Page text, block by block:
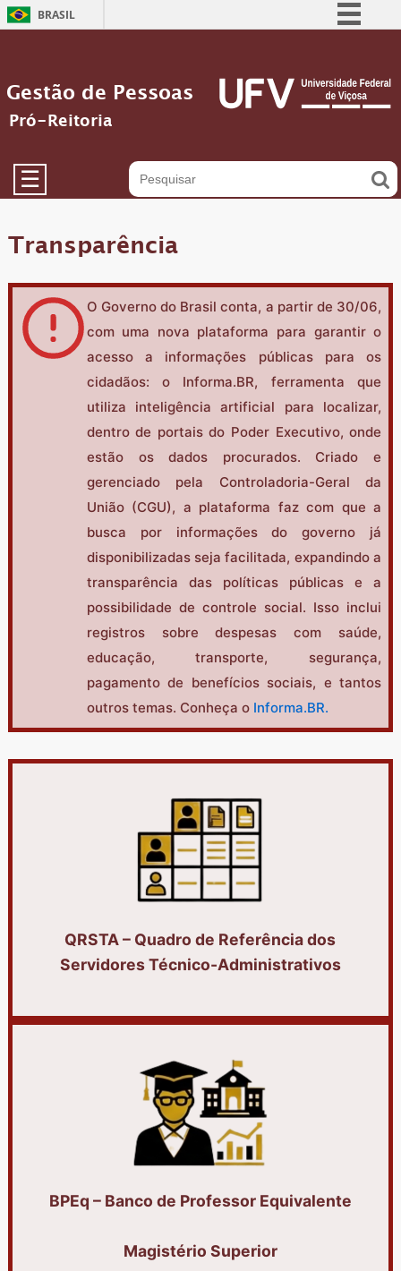
BRASIL
Participe
Legislação
Gestão de Pessoas
Pró-Reitoria
☰
Transparência
O Governo do Brasil conta, a partir de 30/06,
com uma nova plataforma para garantir o
acesso a informações públicas para os
cidadãos: o Informa.BR, ferramenta que
utiliza inteligência artificial para localizar,
dentro de portais do Poder Executivo, onde
estão os dados procurados. Criado e
gerenciado pela Controladoria-Geral da
União (CGU), a plataforma faz com que a
busca por informações do governo já
disponibilizadas seja facilitada, expandindo a
transparência das políticas públicas e a
possibilidade de controle social. Isso inclui
registros sobre despesas com saúde,
educação, transporte, segurança,
pagamento de benefícios sociais, e tantos
outros temas. Conheça o Informa.BR.
QRSTA – Quadro de Referência dos
ServidoresTécnico-Administrativos
BPEq – Banco de Professor Equivalente
Magistério Superior